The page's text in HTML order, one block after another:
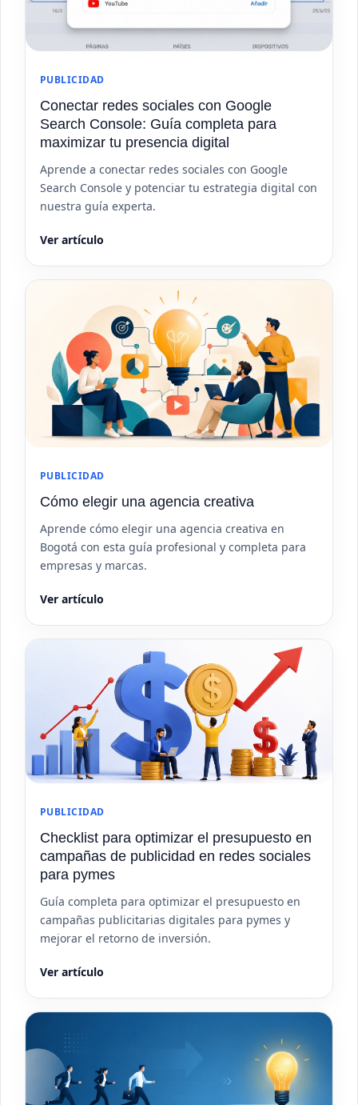
PUBLICIDAD
Conectar redes sociales con Google
Search Console: Guía completa para
maximizar tu presencia digital
Aprende a conectar redes sociales con Google
Search Console y potenciar tu estrategia digital con
nuestra guía experta.
Ver artículo
PUBLICIDAD
Cómo elegir una agencia creativa
Aprende cómo elegir una agencia creativa en
Bogotá con esta guía profesional y completa para
empresas y marcas.
Ver artículo
PUBLICIDAD
Checklist para optimizar el presupuesto en
campañas de publicidad en redes sociales
para pymes
Guía completa para optimizar el presupuesto en
campañas publicitarias digitales para pymes y
mejorar el retorno de inversión.
Ver artículo